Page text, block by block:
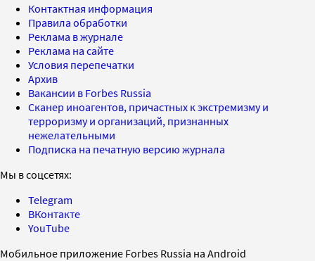
Контактная информация
Правила обработки
Реклама в журнале
Реклама на сайте
Условия перепечатки
Архив
Вакансии в Forbes Russia
Сканер иноагентов, причастных к экстремизму и
терроризму и организаций, признанных
нежелательными
Подписка на печатную версию журнала
Мы в соцсетях:
Telegram
ВКонтакте
YouTube
Мобильное приложение Forbes Russia на Android